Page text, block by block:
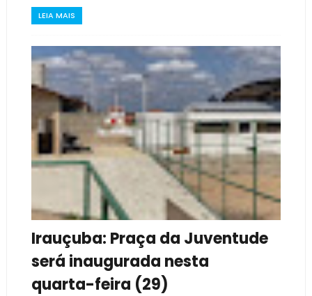
LEIA MAIS
Irauçuba: Praça da Juventude
será inaugurada nesta
quarta-feira (29)